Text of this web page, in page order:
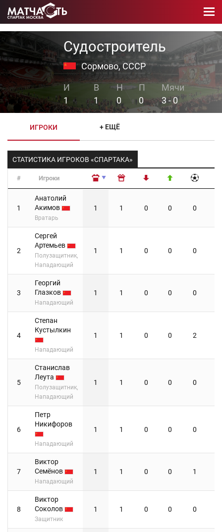
Судостроитель
Сормово, СССР
1 1 0 0 3 - 0
ИГРОКИ + ЕЩЁ
СТАТИСТИКА ИГРОКОВ «СПАРТАКА»
#
Игроки
1
Анатолий
Акимов
Вратарь
1 1 0 0 0
2
Сергей
Артемьев
Полузащитник,
Нападающий
1 1 0 0 0
3
Георгий
Глазков
Нападающий
1 1 0 0 0
4
Степан
Кустылкин
Нападающий
1 1 0 0 2
5
Станислав
Леута
Полузащитник,
Нападающий
1 1 0 0 0
6
Петр
Никифоров
Нападающий
1 1 0 0 0
7
Виктор
Семёнов
Нападающий
1 1 0 0 1
8
Виктор
Соколов
Защитник
1 1 0 0 0